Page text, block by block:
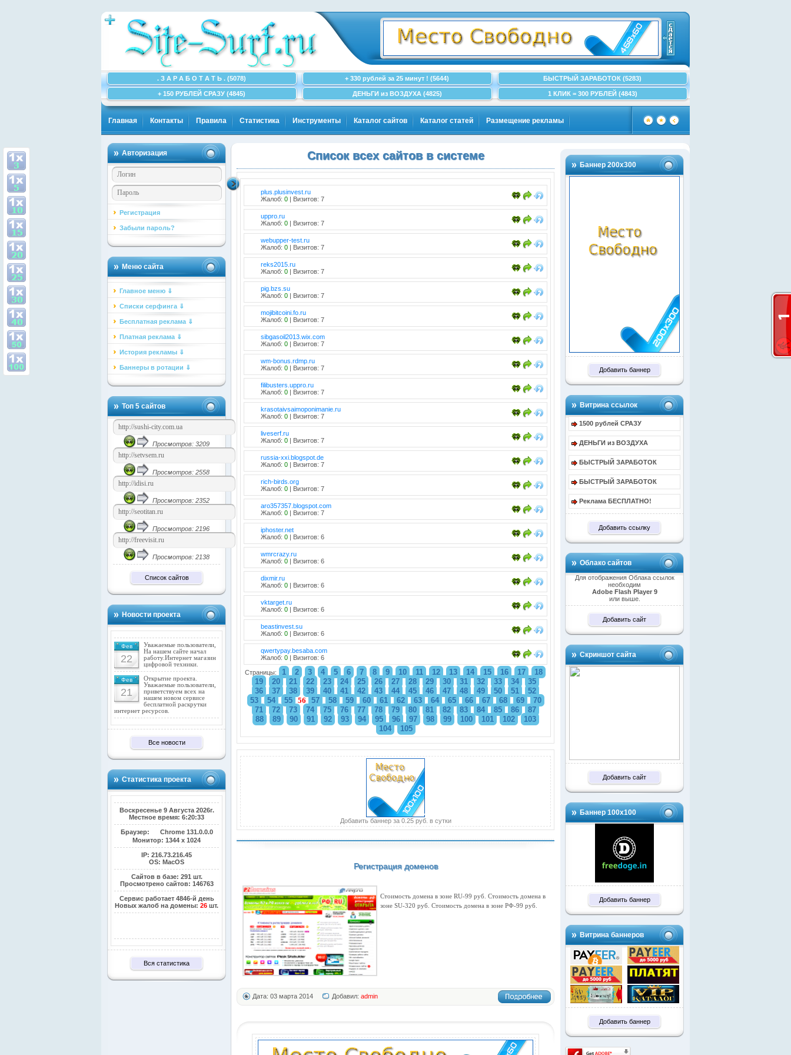
. З А Р А Б О Т А Т Ь . (5078) + 330 рублей за 25 минут ! (5644) БЫСТРЫЙ ЗАРАБОТОК (5283)
+ 150 РУБЛЕЙ СРАЗУ (4845) ДЕНЬГИ из ВОЗДУХА (4825) 1 КЛИК = 300 РУБЛЕЙ (4843)
Главная Контакты Правила Статистика Инструменты Каталог сайтов Каталог статей Размещение рекламы
Авторизация
Регистрация
Забыли пароль?
Меню сайта
Главное меню ⇓
Списки серфинга ⇓
Бесплатная реклама ⇓
Платная реклама ⇓
История рекламы ⇓
Баннеры в ротации ⇓
Топ 5 сайтов
Просмотров: 3209
Просмотров: 2558
Просмотров: 2352
Просмотров: 2196
Просмотров: 2138
Список сайтов
Новости проекта
Фев
22
Уважаемые пользователи,
На нашем сайте начал
работу.Интернет магазин
цифровой техники.
Фев
21
Открытие проекта.
Уважаемые пользователи,
приветствуем всех на
нашем новом сервисе
бесплатной раскрутки
интернет ресурсов.
Все новости
Статистика проекта
Воскресенье 9 Августа 2026г.
Местное время: 6:20:34
Браузер:
Chrome 131.0.0.0
Монитор: 1344 x 1024
IP: 216.73.216.45
OS: MacOS
Сайтов в базе: 291 шт.
Просмотрено сайтов: 146763
Сервис работает 4846-й день
Новых жалоб на домены: 26 шт.
Вся статистика
Баннер 200х300
Добавить баннер
Витрина ссылок
1500 рублей СРАЗУ
ДЕНЬГИ из ВОЗДУХА
БЫСТРЫЙ ЗАРАБОТОК
БЫСТРЫЙ ЗАРАБОТОК
Реклама БЕСПЛАТНО!
Добавить ссылку
Облако сайтов
Для отображения Облака ссылок
необходим
Adobe Flash Player 9
или выше.
Добавить сайт
Скриншот сайта
Добавить сайт
Баннер 100х100
Добавить баннер
Витрина баннеров
Добавить баннер
Список всех сайтов в системе
plus.plusinvest.ru
Жалоб: 0 | Визитов: 7
uppro.ru
Жалоб: 0 | Визитов: 7
webupper-test.ru
Жалоб: 0 | Визитов: 7
reks2015.ru
Жалоб: 0 | Визитов: 7
pig.bzs.su
Жалоб: 0 | Визитов: 7
mojibitcoini.fo.ru
Жалоб: 0 | Визитов: 7
sibgasoil2013.wix.com
Жалоб: 0 | Визитов: 7
wm-bonus.rdmp.ru
Жалоб: 0 | Визитов: 7
filibusters.uppro.ru
Жалоб: 0 | Визитов: 7
krasotaivsaimoponimanie.ru
Жалоб: 0 | Визитов: 7
liveserf.ru
Жалоб: 0 | Визитов: 7
russia-xxi.blogspot.de
Жалоб: 0 | Визитов: 7
rich-birds.org
Жалоб: 0 | Визитов: 7
aro357357.blogspot.com
Жалоб: 0 | Визитов: 7
iphoster.net
Жалоб: 0 | Визитов: 6
wmrcrazy.ru
Жалоб: 0 | Визитов: 6
dixmir.ru
Жалоб: 0 | Визитов: 6
vktarget.ru
Жалоб: 0 | Визитов: 6
beastinvest.su
Жалоб: 0 | Визитов: 6
qwertypay.besaba.com
Жалоб: 0 | Визитов: 6
Страницы: 1 2 3 4 5 6 7 8 9 10 11 12 13 14 15 16 17
18
19
20 21 22 23 24 25 26 27 28 29 30 31 32 33 34
35
36
37 38 39 40 41 42 43 44 45 46 47 48 49 50 51
52
53
54 55 56 57 58 59 60 61 62 63 64 65 66 67 68 69
70
71
72 73 74 75 76 77 78 79 80 81 82 83 84 85 86
87
88
89 90 91 92 93 94 95 96 97 98 99 100 101 102
103
104
105
Добавить баннер за 0.25 руб. в сутки
Регистрация доменов
Стоимость домена в зоне RU-99 руб. Стоимость домена в
зоне SU-320 руб. Стоимость домена в зоне РФ-99 руб.
Дата: 03 марта 2014 Добавил: admin